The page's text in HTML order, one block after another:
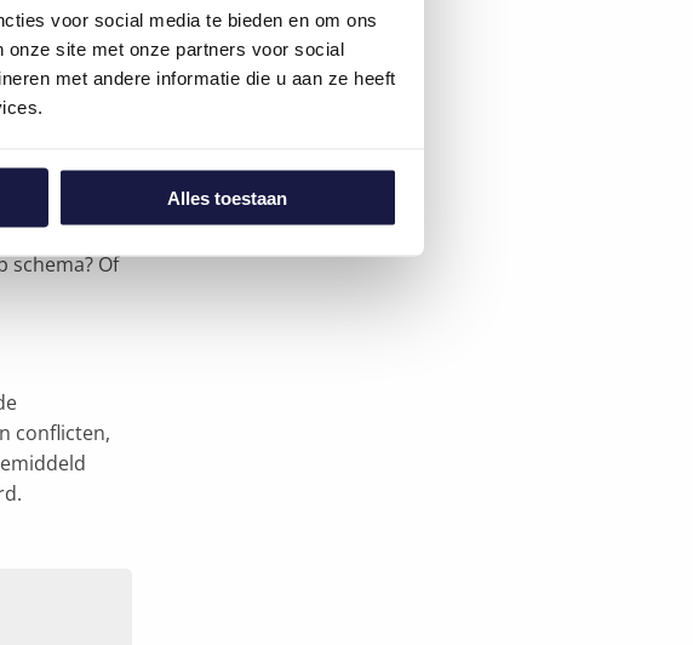
voor social media te bieden en om ons
site met onze partners voor social
met andere informatie die u aan ze heeft
Alles toestaan
bewust
is dat dat
probleem, …
schema? Of
conflicten,